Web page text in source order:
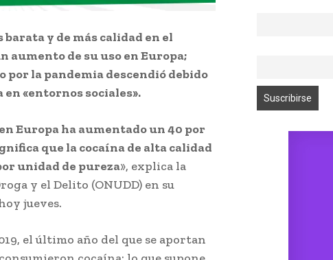
y de más calidad en el
aumento de su uso en Europa;
por la pandemia descendió debido
«entornos sociales».
Europa ha aumentado un 40 por
que la cocaína de alta calidad
unidad de pureza», explica la
y el Delito (ONUDD) en su
jueves.
el último año del que se aportan